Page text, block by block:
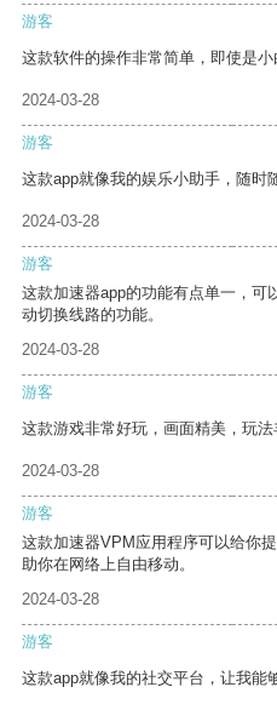
游客
这款软件的操作非常简单，即使是小
2024-03-28
游客
这款app就像我的娱乐小助手，随时
2024-03-28
游客
这款加速器app的功能有点单一，可
动切换线路的功能。
2024-03-28
游客
这款游戏非常好玩，画面精美，玩法
2024-03-28
游客
这款加速器VPM应用程序可以给你
助你在网络上自由移动。
2024-03-28
游客
这款app就像我的社交平台，让我能